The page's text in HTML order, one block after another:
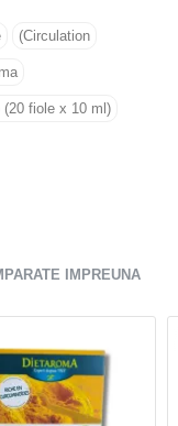
(Circulation
(20 fiole x 10 ml)
IMPREUNA